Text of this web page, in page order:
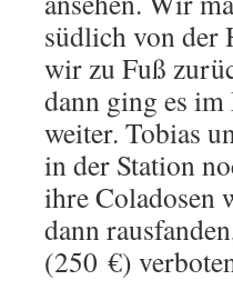
südlich von der
wir zu Fuß
dann ging es
weiter. Tobias
in der Station
ihre Coladosen
dann
(250 €)